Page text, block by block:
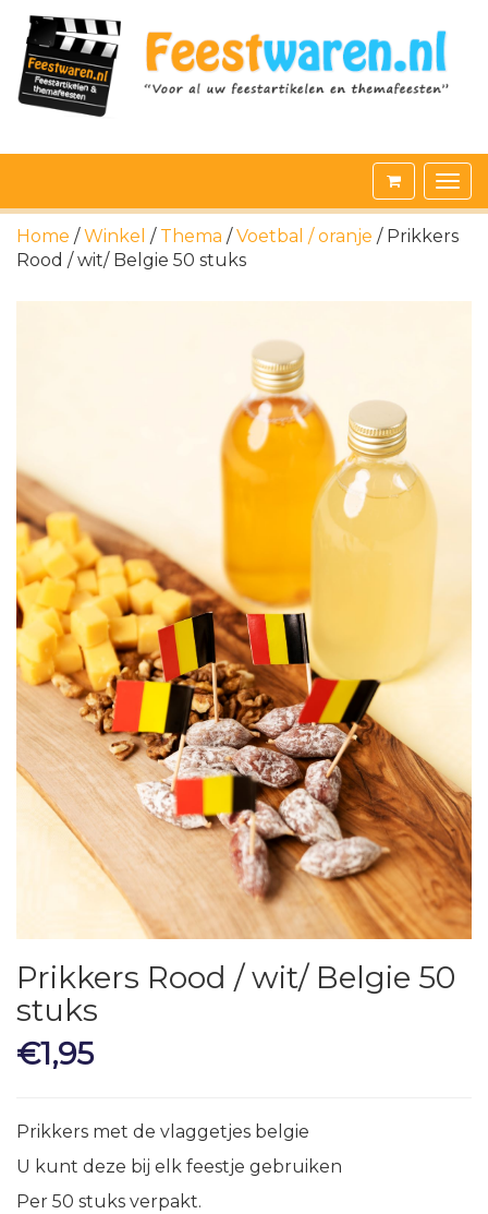
Home /Winkel / Thema /Voetbal / oranje / Prikkers
Rood / wit/ Belgie 50 stuks
Prikkers Rood / wit/ Belgie 50
stuks
€1,95
Prikkers met de vlaggetjes belgie
U kunt deze bij elk feestje gebruiken
Per 50 stuks verpakt.